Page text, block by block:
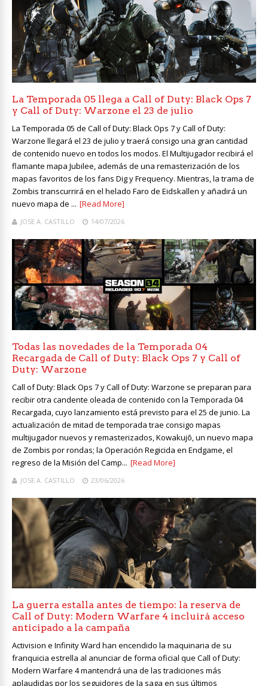
La Temporada 05 llega a Call of Duty: Black Ops 7
y Call of Duty: Warzone el 23 de julio
La Temporada 05 de Call of Duty: Black Ops 7 y Call of Duty:
Warzone llegará el 23 de julio y traerá consigo una gran cantidad
de contenido nuevo en todos los modos. El Multijugador recibirá el
flamante mapa Jubilee, además de una remasterización de los
mapas favoritos de los fans Dig y Frequency. Mientras, la trama de
Zombis transcurrirá en el helado Faro de Eidskallen y añadirá un
nuevo mapa de ... [Read More]
JOSE A. CASTILLO 14/07/2026
Todas las novedades de la Temporada 04
Recargada de Call of Duty: Black Ops 7 y Call of
Duty: Warzone
Call of Duty: Black Ops 7 y Call of Duty: Warzone se preparan para
recibir otra candente oleada de contenido con la Temporada 04
Recargada, cuyo lanzamiento está previsto para el 25 de junio. La
actualización de mitad de temporada trae consigo mapas
multijugador nuevos y remasterizados, Kowakujō, un nuevo mapa
de Zombis por rondas; la Operación Regicida en Endgame, el
regreso de la Misión del Camp... [Read More]
JOSE A. CASTILLO 23/06/2026
La guerra estalla antes de tiempo: la reserva de
Call of Duty: Modern Warfare 4 incluirá acceso
anticipado a la campaña
Activision e Infinity Ward han encendido la maquinaria de su
franquicia estrella al anunciar de forma oficial que Call of Duty:
Modern Warfare 4 mantendrá una de las tradiciones más
aplaudidas por los seguidores de la saga en sus últimos